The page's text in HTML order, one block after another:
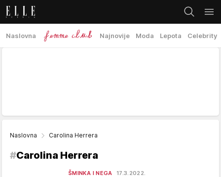
Naslovna Najnovije Moda Lepota Celebrity
Naslovna Carolina Herrera
#Carolina Herrera
ŠMINKA I NEGA 17.3.2022.